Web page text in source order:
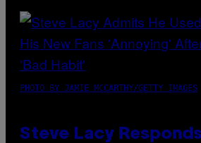
PHOTO BY JAMIE MCCARTHY/GETTY IMAGES
Steve Lacy